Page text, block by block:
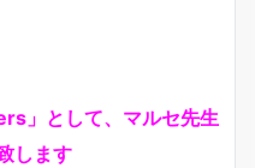
」として、マルセ先生
します